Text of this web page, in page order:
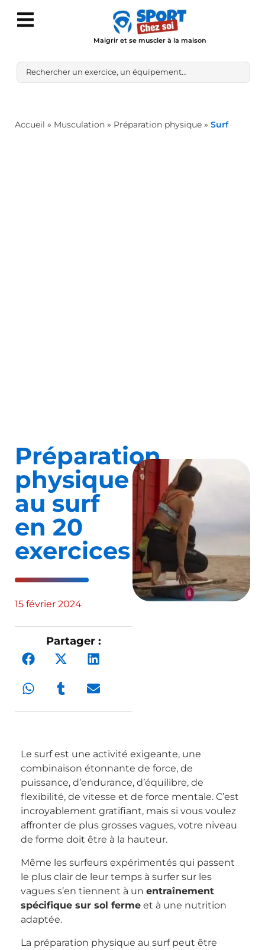
Maigrir et se muscler à la maison
Accueil » Musculation » Préparation physique » Surf
Préparation
physique
au surf
en 20
exercices
15 février 2024
Partager :
Le surf est une activité exigeante, une
combinaison étonnante de force, de
puissance, d’endurance, d’équilibre, de
flexibilité, de vitesse et de force mentale. C’est
incroyablement gratifiant, mais si vous voulez
affronter de plus grosses vagues, votre niveau
de forme doit être à la hauteur.
Même les surfeurs expérimentés qui passent
le plus clair de leur temps à surfer sur les
vagues s’en tiennent à un entraînement
spécifique sur sol ferme et à une nutrition
adaptée.
La préparation physique au surf peut être